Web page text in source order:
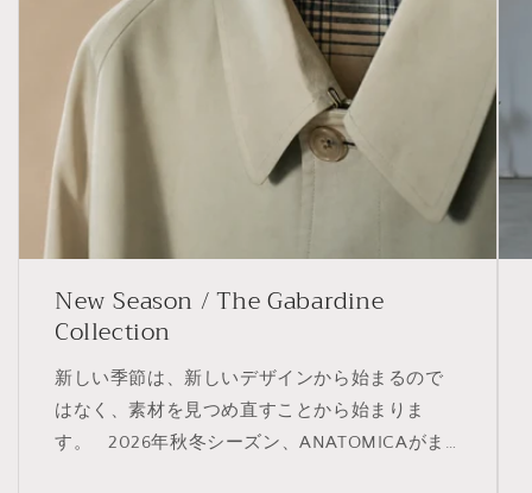
New Season / The Gabardine
Collection
新しい季節は、新しいデザインから始まるので
はなく、素材を見つめ直すことから始まりま
す。 2026年秋冬シーズン、ANATOMICAがま